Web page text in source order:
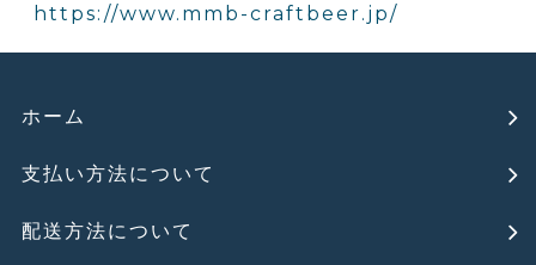
https://www.mmb-craftbeer.jp/
ホーム
支払い方法について
配送方法について